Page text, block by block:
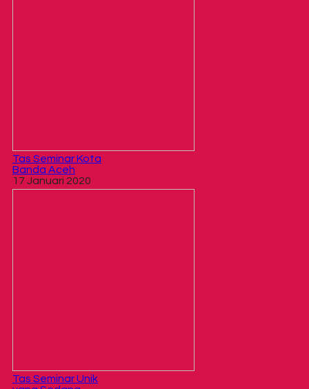
Tas Seminar Kota
Banda Aceh
17 Januari 2020
Tas Seminar Unik